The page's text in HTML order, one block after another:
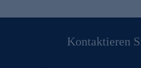
Kontaktieren